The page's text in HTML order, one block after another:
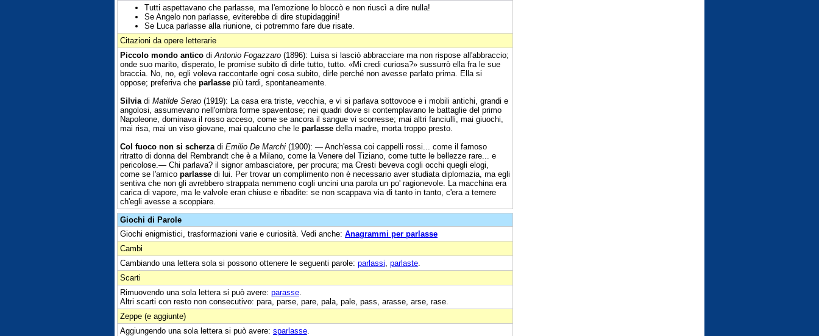
Tutti aspettavano che parlasse, ma l'emozione lo bloccò e non riuscì a dire nulla!
Se Angelo non parlasse, eviterebbe di dire stupidaggini!
Se Luca parlasse alla riunione, ci potremmo fare due risate.
Citazioni da opere letterarie
Piccolo mondo antico di Antonio Fogazzaro (1896): Luisa si lasciò abbracciare ma non rispose all'abbraccio;
onde suo marito, disperato, le promise subito di dirle tutto, tutto. «Mi credi curiosa?» sussurrò ella fra le sue
braccia. No, no, egli voleva raccontarle ogni cosa subito, dirle perché non avesse parlato prima. Ella si
oppose; preferiva che parlasse più tardi, spontaneamente.
Silvia di Matilde Serao (1919): La casa era triste, vecchia, e vi si parlava sottovoce e i mobili antichi, grandi e
angolosi, assumevano nell'ombra forme spaventose; nei quadri dove si contemplavano le battaglie del primo
Napoleone, dominava il rosso acceso, come se ancora il sangue vi scorresse; mai altri fanciulli, mai giuochi,
mai risa, mai un viso giovane, mai qualcuno che le parlasse della madre, morta troppo presto.
Col fuoco non si scherza di Emilio De Marchi (1900): — Anch'essa coi cappelli rossi... come il famoso
ritratto di donna del Rembrandt che è a Milano, come la Venere del Tiziano, come tutte le bellezze rare... e
pericolose.— Chi parlava? il signor ambasciatore, per procura; ma Cresti beveva cogli occhi quegli elogi,
come se l'amico parlasse di lui. Per trovar un complimento non è necessario aver studiata diplomazia, ma egli
sentiva che non gli avrebbero strappata nemmeno cogli uncini una parola un po' ragionevole. La macchina era
carica di vapore, ma le valvole eran chiuse e ribadite: se non scappava via di tanto in tanto, c'era a temere
ch'egli avesse a scoppiare.
Giochi di Parole
Giochi enigmistici, trasformazioni varie e curiosità. Vedi anche: Anagrammi per parlasse
Cambi
Cambiando una lettera sola si possono ottenere le seguenti parole: parlassi parlaste
Scarti
Rimuovendo una sola lettera si può avere: parasse
Altri scarti con resto non consecutivo: para, parse, pare, pala, pale, pass, arasse, arse, rase.
Zeppe (e aggiunte)
Aggiungendo una sola lettera si può avere: sparlasse